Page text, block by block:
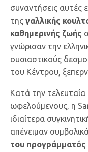
συναντήσεις αυτές
της γαλλικής
καθημερινής ζωής
γνώρισαν την
ουσιαστικούς
του Κέντρου,
Κατά την
ωφελούμενους, η
ιδιαίτερα
απένειμαν
του προγράμματός